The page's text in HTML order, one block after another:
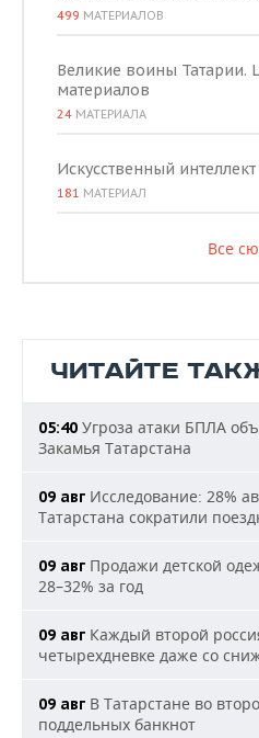
499 МАТЕРИАЛОВ
Великие воины Татарии.
материалов
24 МАТЕРИАЛА
Искусственный интеллект
181 МАТЕРИАЛ
Все
ЧИТАЙТЕ
05:40 Угроза атаки БПЛА
Закамья Татарстана
09 авг Исследование: 28%
Татарстана сократили
09 авг Продажи детской
28–32% за год
09 авг Каждый второй
четырехдневке даже со
09 авг В Татарстане во
поддельных банкнот